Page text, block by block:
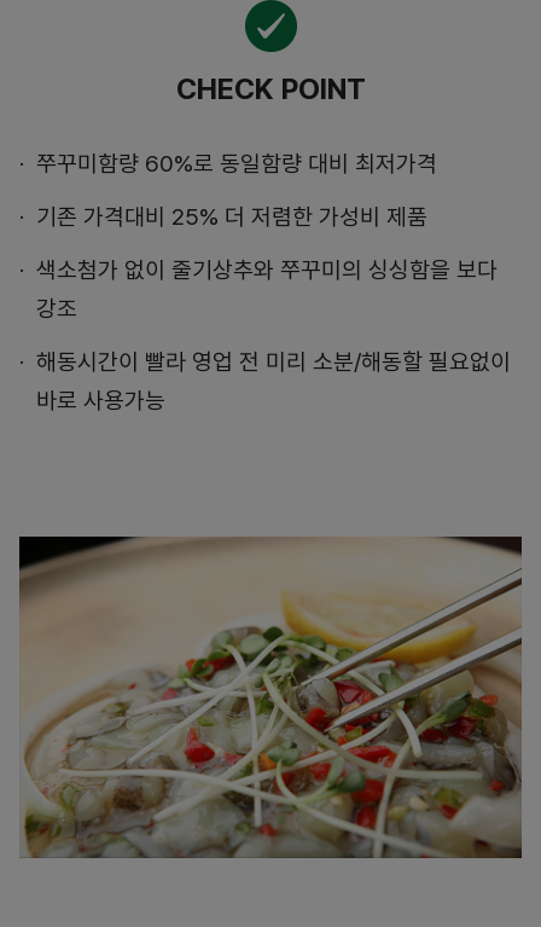
CHECK POINT
쭈꾸미함량 60%로 동일함량 대비 최저가격
기존 가격대비 25% 더 저렴한 가성비 제품
색소첨가 없이 줄기상추와 쭈꾸미의 싱싱함을 보다
강조
해동시간이 빨라 영업 전 미리 소분/해동할 필요없이
바로 사용가능